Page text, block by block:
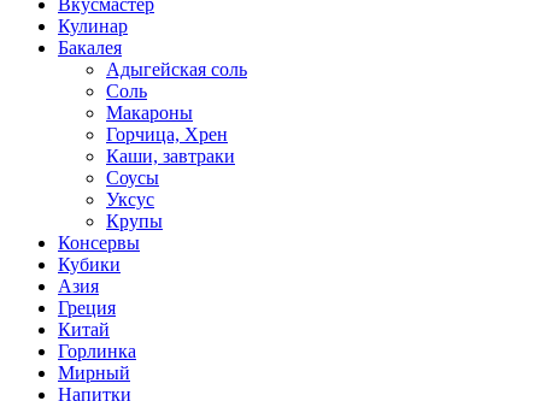
Кулинар
Бакалея
Адыгейская соль
Соль
Макароны
Горчица, Хрен
Каши, завтраки
Соусы
Уксус
Крупы
Консервы
Кубики
Азия
Греция
Китай
Горлинка
Мирный
Напитки